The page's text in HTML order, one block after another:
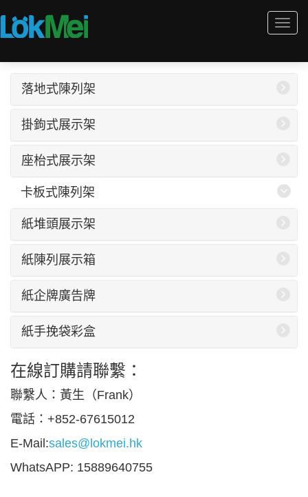
落地式陳列架
掛鉤式展示架
座枱式展示架
卡板式陳列架
紙堆頭展示架
紙陳列展示箱
紙企牌廣告牌
紙手挽袋彩盒
在線訂購請聯繫：
聯繫人：黃生（Frank）
電話：+852-67615012
E-Mail:sales@lokmei.hk
WhatsAPP: 15889640755